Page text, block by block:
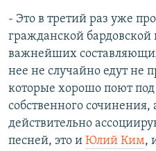
- Это в третий раз уже
гражданской бардовской
важнейших
нее не случайно едут не
которые хорошо поют под
собственного сочинения,
действительно
песней, это и Юлий Ким,